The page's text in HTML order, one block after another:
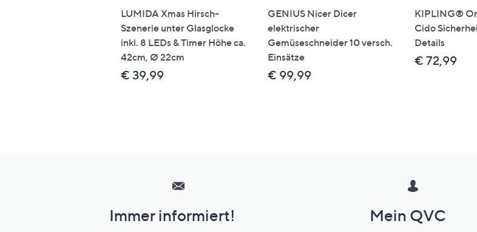
LUMIDA Xmas Hirsch-
Szenerie unter Glasglocke
inkl. 8 LEDs & Timer Höhe ca.
42cm, Ø 22cm
€ 39,99
GENIUS Nicer Dicer
elektrischer
Gemüseschneider 10 versch.
Einsätze
€ 99,99
KIPLING®
Cido
Details
€ 72,99
Unternehmensinformationen
Immer informiert! Mein QVC